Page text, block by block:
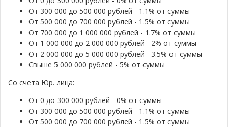
От 300 000 до 500 000 рублей - 1.1% от суммы
От 500 000 до 700 000 рублей - 1.5% от суммы
От 700 000 до 1 000 000 рублей - 1.7% от суммы
От 1 000 000 до 2 000 000 рублей - 2% от суммы
От 2 000 000 до 5 000 000 рублей - 3.5% от суммы
Свыше 5 000 000 рублей - 5% от суммы
Со счета Юр. лица:
От 0 до 300 000 рублей - 0% от суммы
От 300 000 до 500 000 рублей - 1.1% от суммы
От 500 000 до 700 000 рублей - 1.5% от суммы